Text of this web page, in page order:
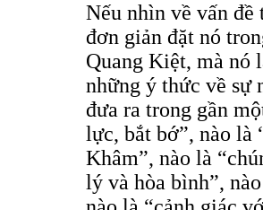
Nếu nhìn về vấn đề
đơn giản đặt nó
Quang Kiệt, mà nó
những ý thức về sự
đưa ra trong gần
lực, bắt bớ”, nào là
Khâm”, nào là
lý và hòa bình”,